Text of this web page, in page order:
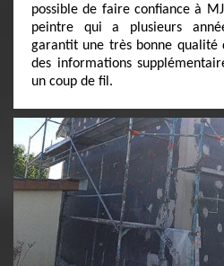
possible de faire confiance à
peintre qui a plusieurs
garantit une très bonne qualité
des informations
un coup de fil.